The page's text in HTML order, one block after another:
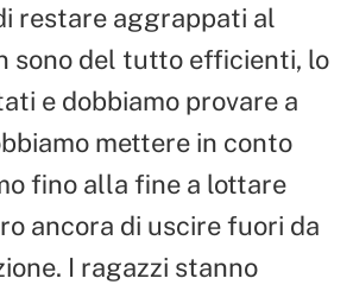
restare aggrappati al
sono del tutto efficienti, lo
e dobbiamo provare a
mettere in conto
fino alla fine a lottare
ancora di uscire fuori da
I ragazzi stanno